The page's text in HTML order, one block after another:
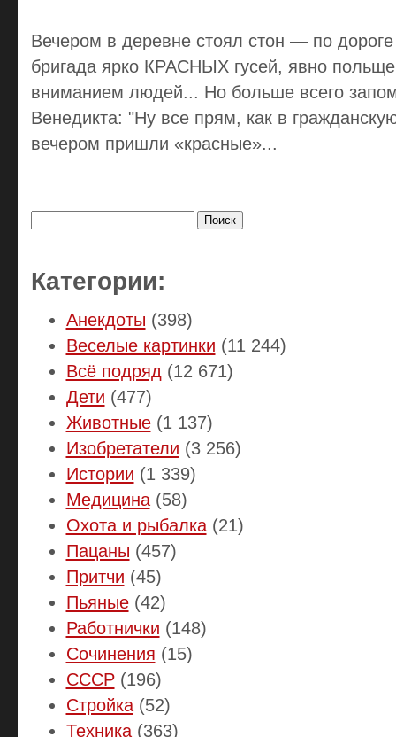
Вечером в деревне стоял стон — по
бригада ярко КРАСНЫХ гусей, явно
вниманием людей... Но больше всего
Венедикта: "Ну все прям, как в
вечером пришли «красные»...
Категории:
Анекдоты (398)
Веселые картинки (11 244)
Всё подряд (12 671)
Дети (477)
Животные(1 137)
Изобретатели (3 256)
Истории (1 339)
Медицина(58)
Охота и рыбалка(21)
Пацаны (457)
Притчи (45)
Пьяные(42)
Работнички (148)
Сочинения (15)
СССР(196)
Стройка(52)
Техника(363)